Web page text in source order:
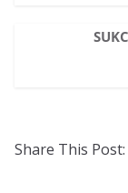
Share This Post: